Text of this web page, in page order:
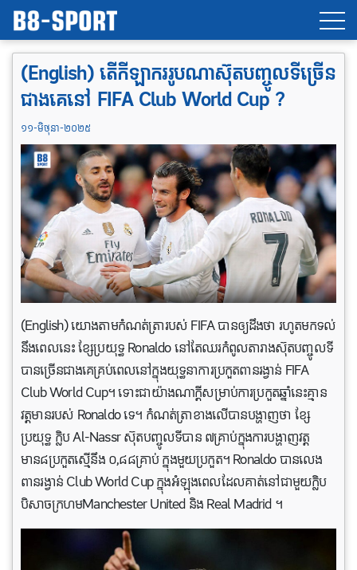
(English) តើកីឡាកររូបណាស៊ុតបញ្ចូលទីច្រើន
ជាងគេនៅ FIFA Club World Cup ?
១១-មិថុនា-២០២៥
(English) យោងតាមកំណត់ត្រារបស់ FIFA បានឲ្យដឹងថា រហូតមកទល់
នឹងពេលនេះ ខ្សែប្រយុទ្ធ Ronaldo នៅតែឈរកំពូលតារាងស៊ុតបញ្ចូលទី
បានច្រើនជាងគេគ្រប់ពេលនៅក្នុងយុទ្ធនាការប្រកួតពានរង្វាន់ FIFA
Club World Cup។ ទោះជាយ៉ាងណាក្តីសម្រាប់ការប្រកួតឆ្នាំនេះគ្មាន
វត្តមានរបស់ Ronaldo ទេ។ កំណត់ត្រាខាងលើបានបង្ហាញថា ខ្សែ
ប្រយុទ្ធ ក្លិប Al-Nassr ស៊ុតបញ្ចូលទីបាន ៧គ្រាប់ក្នុងការបង្ហាញវត្ត
មាន៨ប្រកួតស្មើនឹង ០,៨៨គ្រាប់ ក្នុងមួយប្រកួត។ Ronaldo បានលេង
ពានរង្វាន់ Club World Cup ក្នុងអំឡុងពេលដែលគាត់នៅជាមួយក្លិប
បិសាចក្រហមManchester United និង Real Madrid ។